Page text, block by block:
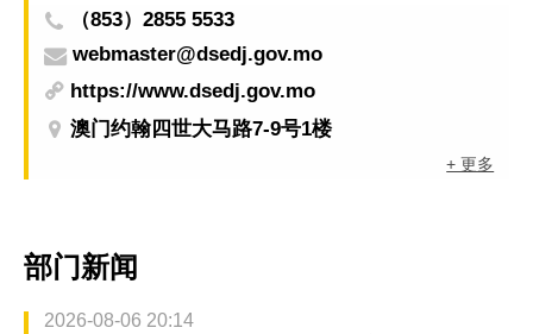
（853）2855 5533
webmaster@dsedj.gov.mo
https://www.dsedj.gov.mo
澳门约翰四世大马路7-9号1楼
+ 更多
部门新闻
2026-08-06 20:14